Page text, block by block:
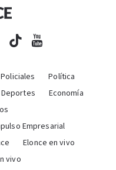
Policiales
Política
Deportes
Economía
Empresarial
Elonce en vivo
vivo